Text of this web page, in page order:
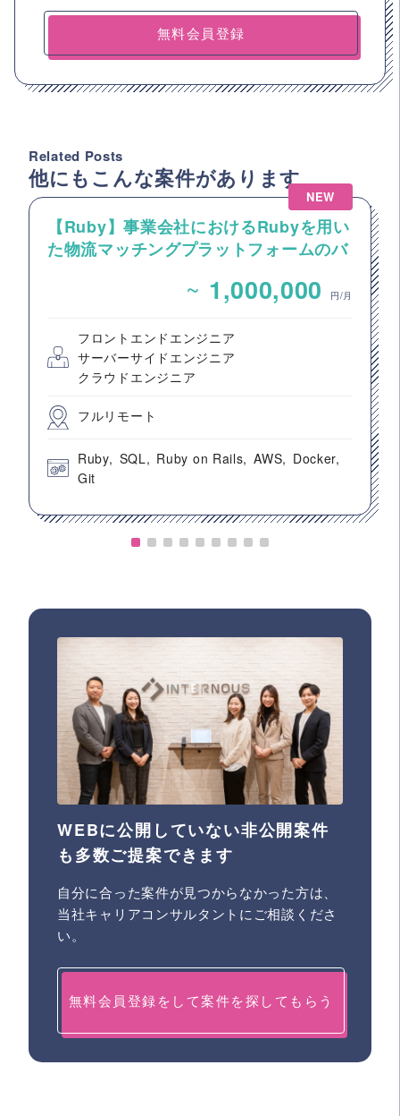
無料会員登録
Related Posts
他にもこんな案件があります
NEW
【Ruby】事業会社におけるRubyを用い
た物流マッチングプラットフォームのバ
~ 1,000,000 円/月
フロントエンドエンジニア
サーバーサイドエンジニア
クラウドエンジニア
フルリモート
Ruby SQL Ruby on Rails AWS
Docker
Git
WEBに公開していない非公開案件
も多数ご提案できます
自分に合った案件が見つからなかった方は、
当社キャリアコンサルタントにご相談くださ
い。
無料会員登録をして案件を探してもらう